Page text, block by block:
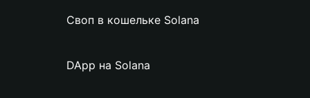
Своп в кошельке Solana
DApp на Solana